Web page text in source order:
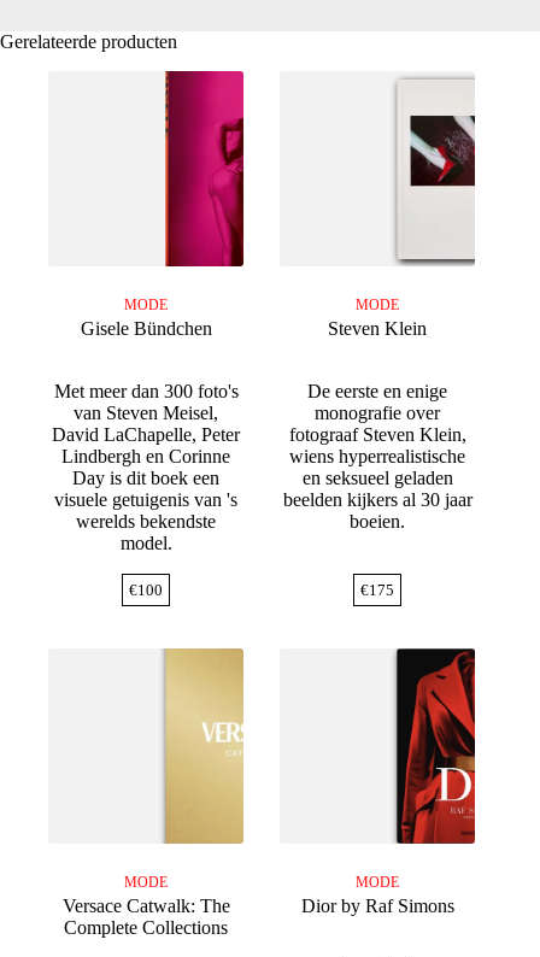
Gerelateerde producten
MODE
Gisele Bündchen
Met meer dan 300 foto's
van Steven Meisel,
David LaChapelle, Peter
Lindbergh en Corinne
Day is dit boek een
visuele getuigenis van 's
werelds bekendste
model.
€100
MODE
Steven Klein
De eerste en enige
monografie over
fotograaf Steven Klein,
wiens hyperrealistische
en seksueel geladen
beelden kijkers al 30 jaar
boeien.
€175
MODE
Versace Catwalk: The
Complete Collections
MODE
Dior by Raf Simons